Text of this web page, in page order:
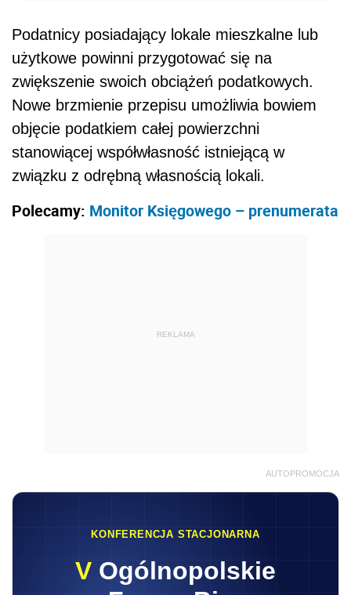
Podatnicy posiadający lokale mieszkalne lub
użytkowe powinni przygotować się na
zwiększenie swoich obciążeń podatkowych.
Nowe brzmienie przepisu umożliwia bowiem
objęcie podatkiem całej powierzchni
stanowiącej współwłasność istniejącą w
związku z odrębną własnością lokali.
Polecamy: Monitor Księgowego – prenumerata
REKLAMA
AUTOPROMOCJA
KONFERENCJA STACJONARNA
V Ogólnopolskie